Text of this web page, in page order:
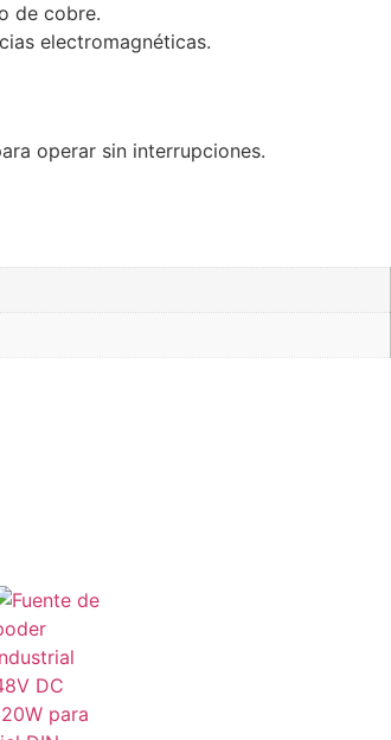
de cobre.
electromagnéticas.
operar sin interrupciones.